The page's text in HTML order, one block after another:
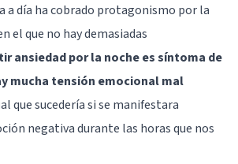
a día ha cobrado protagonismo por la
el que no hay demasiadas
ansiedad por la noche es síntoma de
mucha tensión emocional mal
que sucedería si se manifestara
negativa durante las horas que nos